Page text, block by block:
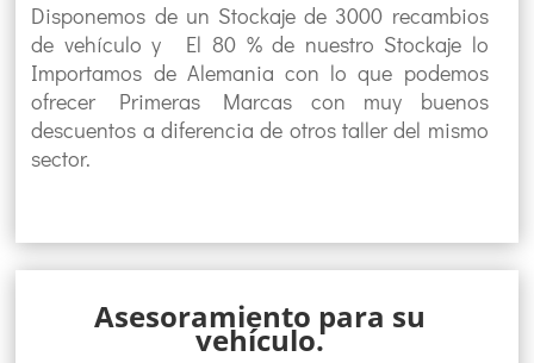
Disponemos de un Stockaje de 3000 recambios
de vehículo y El 80 % de nuestro Stockaje lo
Importamos de Alemania con lo que podemos
ofrecer Primeras Marcas con muy buenos
descuentos a diferencia de otros taller del mismo
sector.
Asesoramiento para su
vehículo.